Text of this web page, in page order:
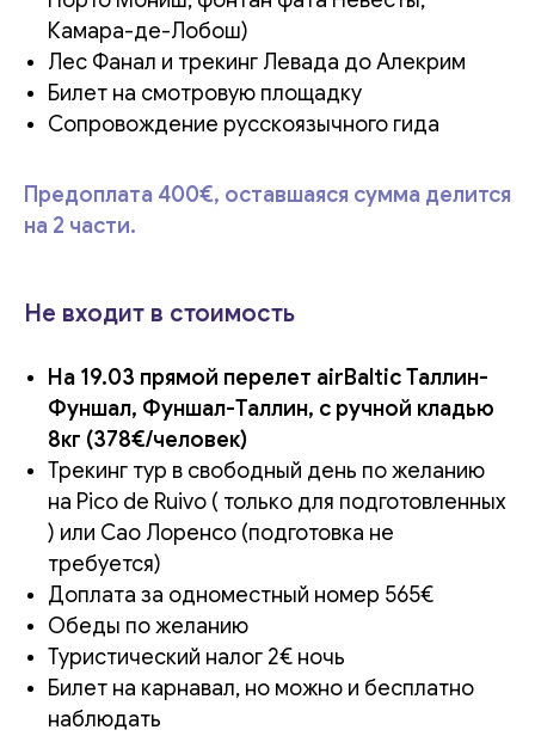
Камара-де-Лобош)
Лес Фанал и трекинг Левада до Алекрим
Билет на смотровую площадку
Сопровождение русскоязычного гида
Предоплата 400€, оставшаяся сумма делится
на 2 части.
Не входит в стоимость
На 19.03 прямой перелет airBaltic Таллин-
Фуншал, Фуншал-Таллин, c ручной кладью
8кг (378€/человек)
Трекинг тур в свободный день по желанию
на Pico de Ruivo ( только для подготовленных
) или Сао Лоренсо (подготовка не
требуется)
Доплата за одноместный номер 565€
Обеды по желанию
Туристический налог 2€ ночь
Билет на карнавал, но можно и бесплатно
наблюдать